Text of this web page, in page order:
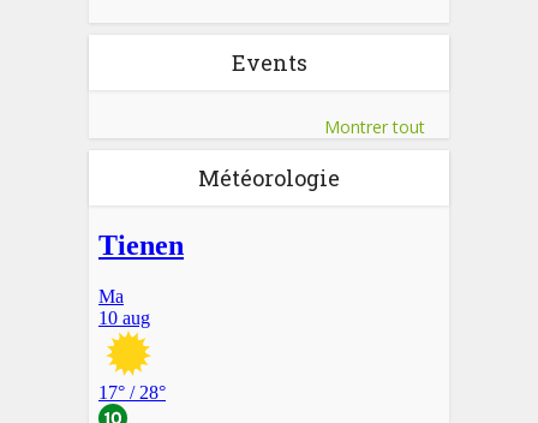
Events
Montrer tout
Météorologie